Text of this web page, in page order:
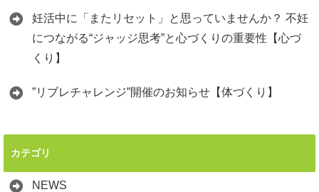
妊活中に「またリセット」と思っていませんか？ 不妊
につながる“ジャッジ思考”と心づくりの重要性【心づ
くり】
”リブレチャレンジ”開催のお知らせ【体づくり】
カテゴリ
NEWS